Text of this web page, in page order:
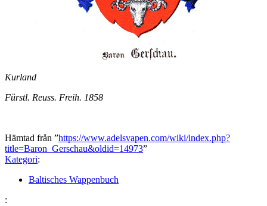
Kurland
Fürstl. Reuss. Freih. 1858
Hämtad från ”https://www.adelsvapen.com/wiki/index.php?
title=Baron_Gerschau&oldid=14973”
Kategori:
Baltisches Wappenbuch
: